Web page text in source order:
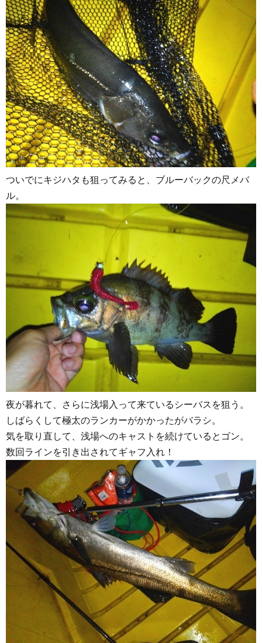
ついでにキジハタも狙ってみると、ブルーバックの尺メバ
ル。
夜が暮れて、さらに浅場入って来ているシーバスを狙う。
しばらくして極太のランカーがかかったがバラシ。
気を取り直して、浅場へのキャストを続けているとゴン。
数回ラインを引き出されてギャフ入れ！